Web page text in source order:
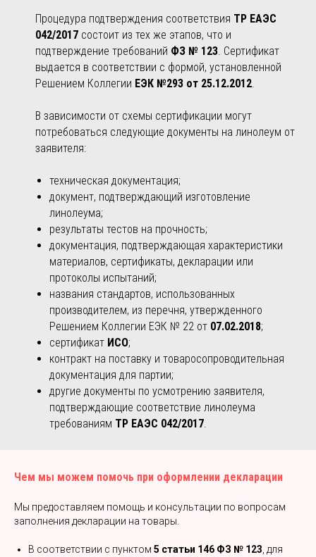
Процедура подтверждения соответствия ТР ЕАЭС
042/2017 состоит из тех же этапов, что и
подтверждение требований ФЗ № 123. Сертификат
выдается в соответствии с формой, установленной
Решением Коллегии ЕЭК №293 от 25.12.2012.
В зависимости от схемы сертификации могут
потребоваться следующие документы на линолеум от
заявителя:
техническая документация;
документ, подтверждающий изготовление
линолеума;
результаты тестов на прочность;
документация, подтверждающая характеристики
материалов, сертификаты, декларации или
протоколы испытаний;
названия стандартов, использованных
производителем, из перечня, утвержденного
Решением Коллегии ЕЭК № 22 от 07.02.2018;
сертификат ИСО;
контракт на поставку и товаросопроводительная
документация для партии;
другие документы по усмотрению заявителя,
подтверждающие соответствие линолеума
требованиям ТР ЕАЭС 042/2017.
Чем мы можем помочь при оформлении декларации
Мы предоставляем помощь и консультации по вопросам
заполнения декларации на товары.
В соответствии с пунктом 5 статьи 146 ФЗ № 123 , для